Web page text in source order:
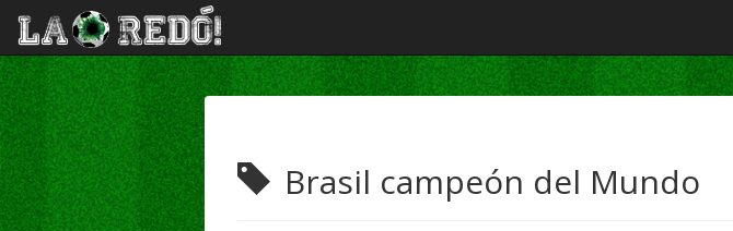
Brasil campeón del Mundo